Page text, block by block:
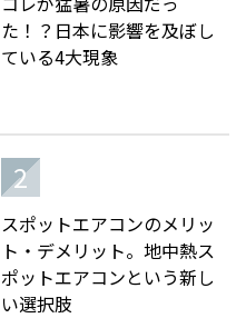
た！？日本に影響を及ぼし
ている4大現象
スポットエアコンのメリッ
ト・デメリット。地中熱ス
ポットエアコンという新し
い選択肢